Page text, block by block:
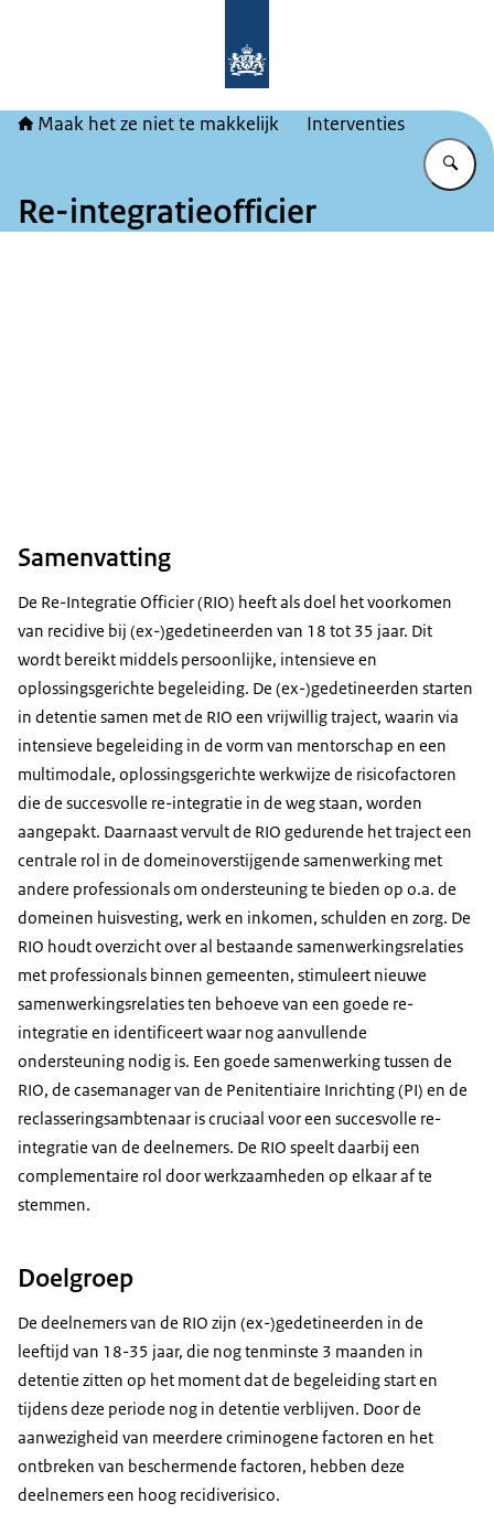
Maak het ze niet te makkelijk Interventies
Re-integratieofficier
Samenvatting
De Re-Integratie Officier (RIO) heeft als doel het voorkomen
van recidive bij (ex-)gedetineerden van 18 tot 35 jaar. Dit
wordt bereikt middels persoonlijke, intensieve en
oplossingsgerichte begeleiding. De (ex-)gedetineerden starten
in detentie samen met de RIO een vrijwillig traject, waarin via
intensieve begeleiding in de vorm van mentorschap en een
multimodale, oplossingsgerichte werkwijze de risicofactoren
die de succesvolle re-integratie in de weg staan, worden
aangepakt. Daarnaast vervult de RIO gedurende het traject een
centrale rol in de domeinoverstijgende samenwerking met
andere professionals om ondersteuning te bieden op o.a. de
domeinen huisvesting, werk en inkomen, schulden en zorg. De
RIO houdt overzicht over al bestaande samenwerkingsrelaties
met professionals binnen gemeenten, stimuleert nieuwe
samenwerkingsrelaties ten behoeve van een goede re-
integratie en identificeert waar nog aanvullende
ondersteuning nodig is. Een goede samenwerking tussen de
RIO, de casemanager van de Penitentiaire Inrichting (PI) en de
reclasseringsambtenaar is cruciaal voor een succesvolle re-
integratie van de deelnemers. De RIO speelt daarbij een
complementaire rol door werkzaamheden op elkaar af te
stemmen.
Doelgroep
De deelnemers van de RIO zijn (ex-)gedetineerden in de
leeftijd van 18-35 jaar, die nog tenminste 3 maanden in
detentie zitten op het moment dat de begeleiding start en
tijdens deze periode nog in detentie verblijven. Door de
aanwezigheid van meerdere criminogene factoren en het
ontbreken van beschermende factoren, hebben deze
deelnemers een hoog recidiverisico.